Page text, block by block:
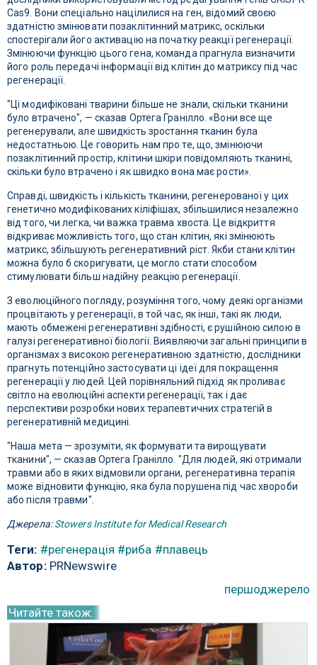
Cas9. Вони спеціально націлилися на ген, відомий своєю
здатністю змінювати позаклітинний матрикс, оскільки
спостерігали його активацію на початку реакції регенерації.
Змінюючи функцію цього гена, команда прагнула визначити
його роль передачі інформації від клітин до матриксу під час
регенерації.
"Ці модифіковані тварини більше не знали, скільки тканини
було втрачено", — сказав Ортега Гранілло. «Вони все ще
регенерували, але швидкість зростання тканин була
недостатньою. Це говорить нам про те, що, змінюючи
позаклітинний простір, клітини шкіри повідомляють тканині,
скільки було втрачено і як швидко вона має рости».
Справді, швидкість і кількість тканини, регенерованої у цих
генетично модифікованих кіліфішах, збільшилися незалежно
від того, чи легка, чи важка травма хвоста. Це відкриття
відкриває можливість того, що стан клітин, які змінюють
матрикс, збільшують регенеративний ріст. Якби стани клітин
можна було б скоригувати, це могло стати способом
стимулювати більш надійну реакцію регенерації.
З еволюційного погляду, розуміння того, чому деякі організми
процвітають у регенерації, в той час, як інші, такі як люди,
мають обмежені регенеративні здібності, є рушійною силою в
галузі регенеративної біології. Виявляючи загальні принципи в
організмах з високою регенеративною здатністю, дослідники
прагнуть потенційно застосувати ці ідеї для покращення
регенерації у людей. Цей порівняльний підхід як проливає
світло на еволюційні аспекти регенерації, так і дає
перспективи розробки нових терапевтичних стратегій в
регенеративній медицині.
"Наша мета — зрозуміти, як формувати та вирощувати
тканини", — сказав Ортега Гранілло. "Для людей, які отримали
травми або в яких відмовили органи, регенеративна терапія
може відновити функцію, яка була порушена під час хвороби
або після травми".
Джерела:Stowers Institute for Medical Research
Теги: #регенерація #риба #плавець
Автор:PRNewswire
першоджерело
Читайте також: